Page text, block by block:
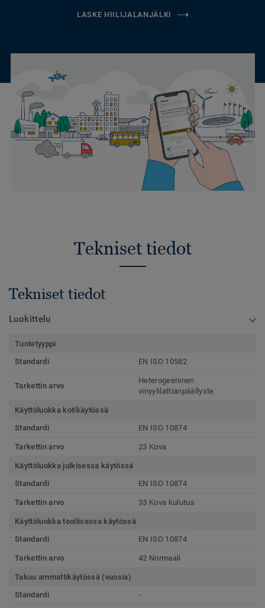
LASKE HIILIJALANJÄLKI
Tekniset tiedot
Tekniset tiedot
Luokittelu
Tuotetyyppi
Standardi
EN ISO 10582
Tarkettin arvo
Heterogeeninen
vinyylilattianpäällyste
Käyttöluokka kotikäytössä
Standardi
EN ISO 10874
Tarkettin arvo 23 Kova
Käyttöluokka julkisessa käytössä
Standardi
EN ISO 10874
Tarkettin arvo 33 Kova kulutus
Käyttöluokka teollisessa käytössä
Standardi
EN ISO 10874
Tarkettin arvo 42 Normaali
Takuu ammattikäytössä (vuosia)
Standardi
-